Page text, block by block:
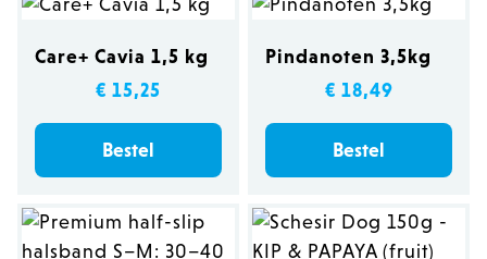
Care+ Cavia 1,5 kg
€ 15,25
Bestel
Pindanoten 3,5kg
€ 18,49
Bestel